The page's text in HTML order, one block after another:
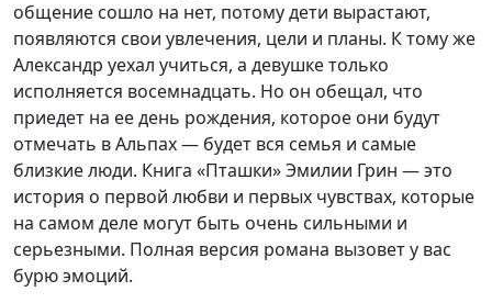
общение сошло на нет, потому дети вырастают,
появляются свои увлечения, цели и планы. К тому же
Александр уехал учиться, а девушке только
исполняется восемнадцать. Но он обещал, что
приедет на ее день рождения, которое они будут
отмечать в Альпах — будет вся семья и самые
близкие люди. Книга «Пташки» Эмилии Грин — это
история о первой любви и первых чувствах, которые
на самом деле могут быть очень сильными и
серьезными. Полная версия романа вызовет у вас
бурю эмоций.